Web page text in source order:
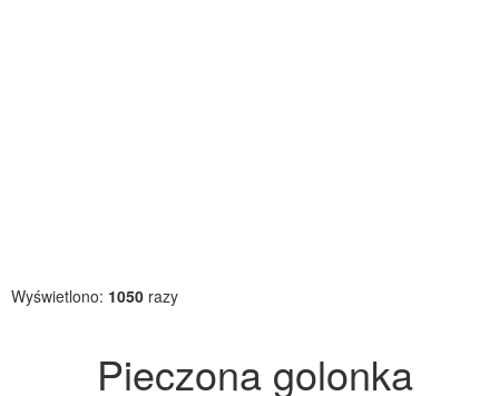
Wyświetlono: 1050 razy
Pieczona golonka